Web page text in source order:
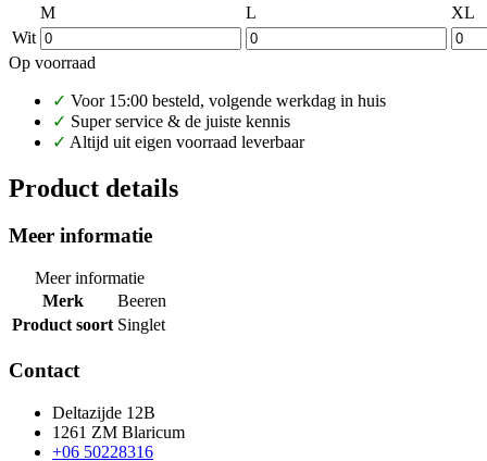
M
L
XL
Wit
Op voorraad
✓ Voor 15:00 besteld, volgende werkdag in huis
✓ Super service & de juiste kennis
✓ Altijd uit eigen voorraad leverbaar
Product details
Meer informatie
Meer informatie
Merk
Beeren
Product soort Singlet
Contact
Deltazijde 12B
1261 ZM Blaricum
+06 50228316